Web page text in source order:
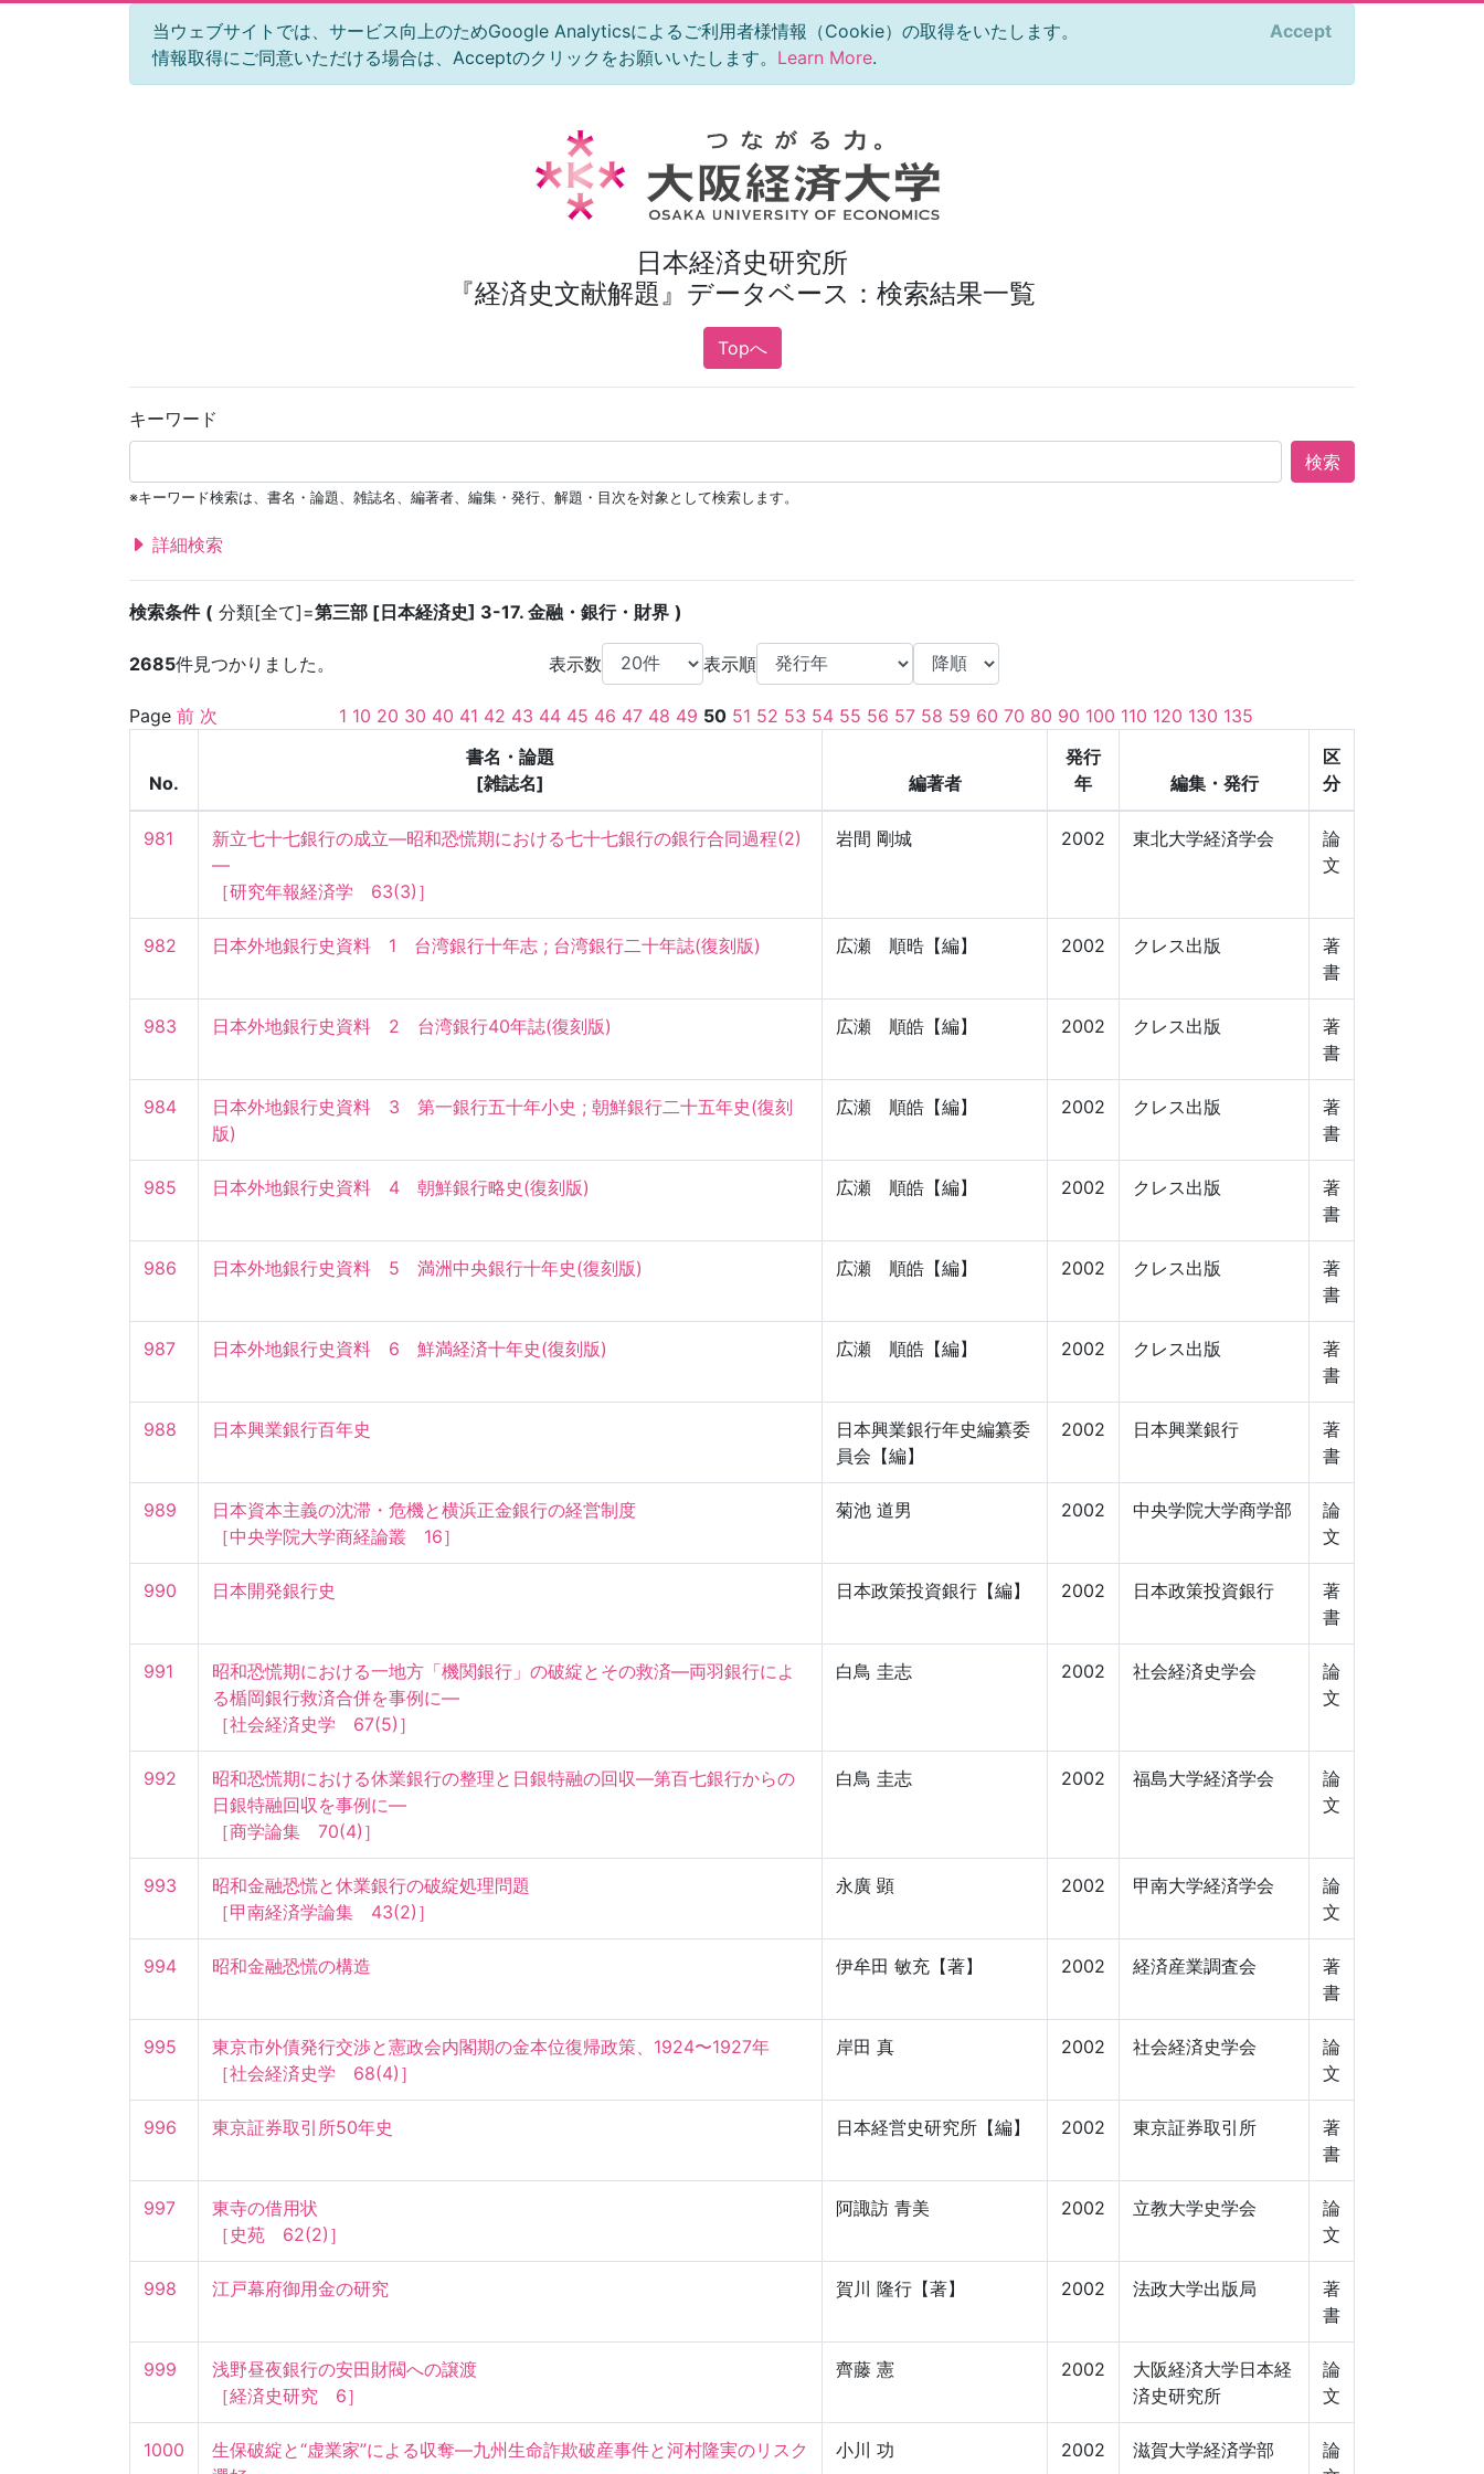
当ウェブサイトでは、サービス向上のためGoogle Analyticsによるご利用者様情報（Cookie）の取得をいたします。
情報取得にご同意いただける場合は、Acceptのクリックをお願いいたします。 Learn More.
Accept
日本経済史研究所
『経済史文献解題』データベース：検索結果一覧
Topへ
キーワード
検索
※キーワード検索は、書名・論題、雑誌名、編著者、編集・発行、解題・目次を対象として検索します。
詳細検索
検索条件 分類[全て]=第三部 [日本経済史] 3-17. 金融・銀行・財界
2685件見つかりました。 表示数 表示順
Page 前 次 1 10 20 30 40 41 42 43 44 45 46 47 48 49 50 51 52 53 54 55 56 57 58 59 60 70 80 90 100 110 120 130 135
No.
書名・論題
[雑誌名]
編著者
発行
年
編集・発行
区
分
981
新立七十七銀行の成立—昭和恐慌期における七十七銀行の銀行合同過程(2)
—
［研究年報経済学　63(3)］
岩間 剛城 2002 東北大学経済学会
論
文
982 日本外地銀行史資料　1　台湾銀行十年志 ; 台湾銀行二十年誌(復刻版) 広瀬 順晧【編】 2002 クレス出版
著
書
983 日本外地銀行史資料　2　台湾銀行40年誌(復刻版) 広瀬 順皓【編】 2002 クレス出版
著
書
984
日本外地銀行史資料　3　第一銀行五十年小史 ; 朝鮮銀行二十五年史(復刻
版)
広瀬 順皓【編】 2002 クレス出版
著
書
985 日本外地銀行史資料　4　朝鮮銀行略史(復刻版) 広瀬 順皓【編】 2002 クレス出版
著
書
986 日本外地銀行史資料　5　満洲中央銀行十年史(復刻版) 広瀬 順皓【編】 2002 クレス出版
著
書
987 日本外地銀行史資料　6　鮮満経済十年史(復刻版) 広瀬 順皓【編】 2002 クレス出版
著
書
988 日本興業銀行百年史
日本興業銀行年史編纂委
員会【編】
2002 日本興業銀行
著
書
989
日本資本主義の沈滞・危機と横浜正金銀行の経営制度
［中央学院大学商経論叢　16］
菊池 道男 2002 中央学院大学商学部
論
文
990 日本開発銀行史 日本政策投資銀行【編】 2002 日本政策投資銀行
著
書
991
昭和恐慌期における一地方「機関銀行」の破綻とその救済—両羽銀行によ
る楯岡銀行救済合併を事例に—
［社会経済史学　67(5)］
白鳥 圭志 2002 社会経済史学会
論
文
992
昭和恐慌期における休業銀行の整理と日銀特融の回収—第百七銀行からの
日銀特融回収を事例に—
［商学論集　70(4)］
白鳥 圭志 2002 福島大学経済学会
論
文
993
昭和金融恐慌と休業銀行の破綻処理問題
［甲南経済学論集　43(2)］
永廣 顕 2002 甲南大学経済学会
論
文
994 昭和金融恐慌の構造 伊牟田 敏充【著】 2002 経済産業調査会
著
書
995
東京市外債発行交渉と憲政会内閣期の金本位復帰政策、1924〜1927年
［社会経済史学　68(4)］
岸田 真 2002 社会経済史学会
論
文
996 東京証券取引所50年史 日本経営史研究所【編】 2002 東京証券取引所
著
書
997
東寺の借用状
［史苑　62(2)］
阿諏訪 青美 2002 立教大学史学会
論
文
998 江戸幕府御用金の研究 賀川 隆行【著】 2002 法政大学出版局
著
書
999
浅野昼夜銀行の安田財閥への譲渡
［経済史研究　6］
齊藤 憲 2002
大阪経済大学日本経
済史研究所
論
文
1000
生保破綻と“虚業家”による収奪—九州生命詐欺破産事件と河村隆実のリスク
小川 功 2002 滋賀大学経済学部
論